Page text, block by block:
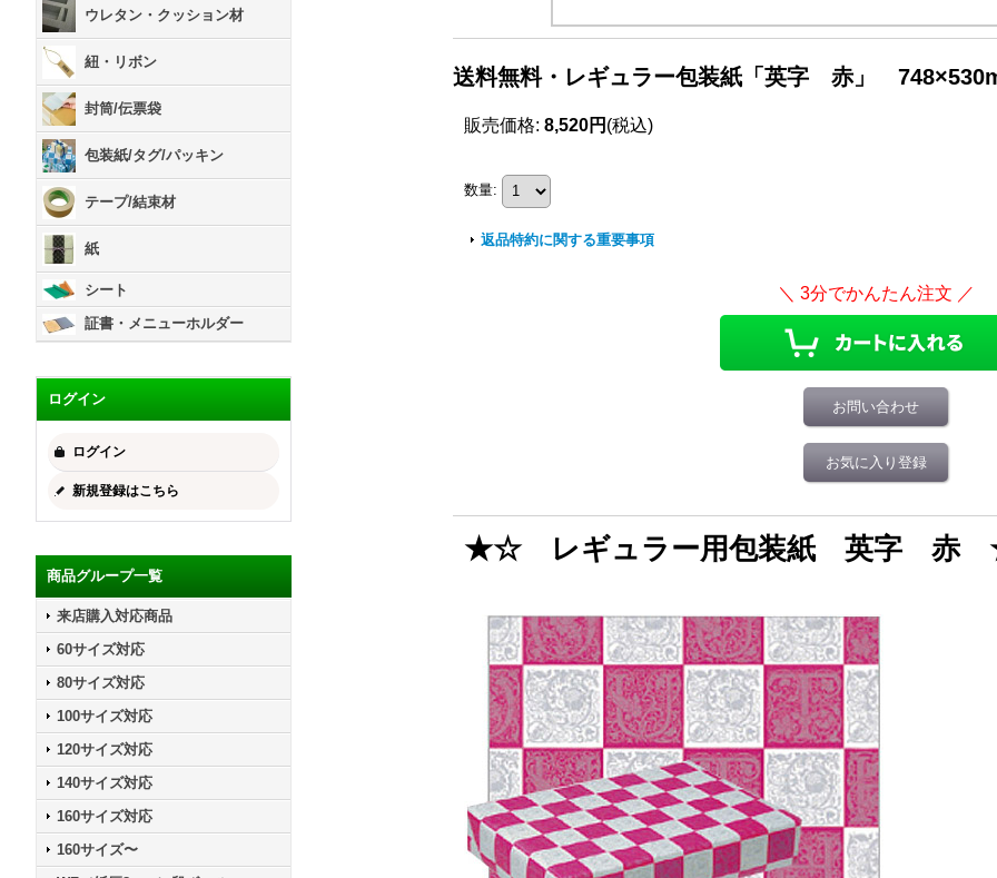
ウレタン・クッション材
紐・リボン
封筒/伝票袋
包装紙/タグ/パッキン
テープ/結束材
紙
シート
証書・メニューホルダー
ログイン
ログイン
新規登録はこちら
商品グループ一覧
来店購入対応商品
60サイズ対応
80サイズ対応
100サイズ対応
120サイズ対応
140サイズ対応
160サイズ対応
160サイズ〜
送料無料・レギュラー包装紙「英字 赤」
販売価格: 8,520円 (税込)
数量:
返品特約に関する重要事項
お問い合わせ
お気に入り登録
★☆ レギュラー用包装紙 英字